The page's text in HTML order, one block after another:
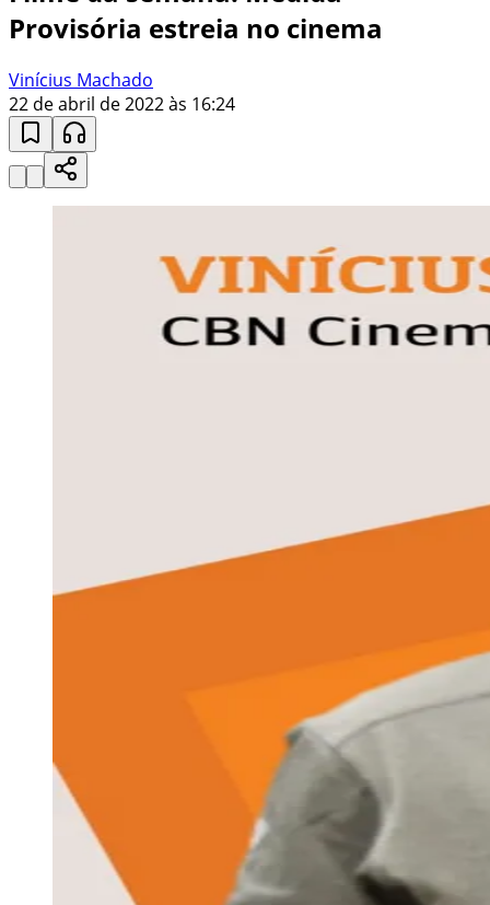
Provisória estreia no cinema
Vinícius Machado
22 de abril de 2022 às 16:24